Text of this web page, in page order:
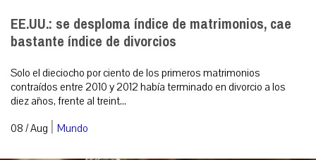
EE.UU.: se desploma índice de matrimonios, cae
bastante índice de divorcios
Solo el dieciocho por ciento de los primeros matrimonios
contraídos entre 2010 y 2012 había terminado en divorcio a los
diez años, frente al treint...
08 / Aug | Mundo